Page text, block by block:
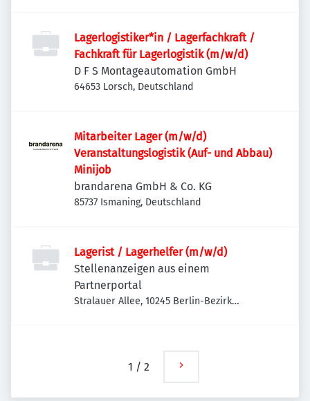
Lagerlogistiker*in / Lagerfachkraft /
Fachkraft für Lagerlogistik (m/w/d)
D F S Montageautomation GmbH
64653 Lorsch, Deutschland
Mitarbeiter Lager (m/w/d)
Veranstaltungslogistik (Auf- und Abbau)
Minijob
brandarena GmbH & Co. KG
85737 Ismaning, Deutschland
Lagerist / Lagerhelfer (m/w/d)
Stellenanzeigen aus einem
Partnerportal
Stralauer Allee, 10245 Berlin-Bezirk
1 / 2